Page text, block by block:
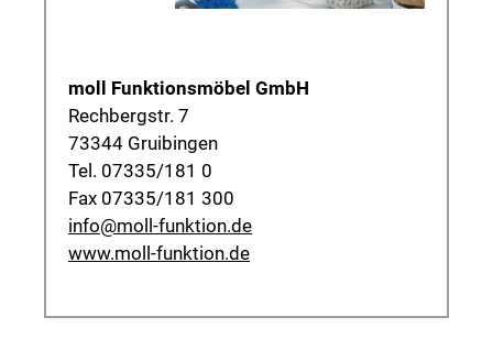
moll Funktionsmöbel GmbH
Rechbergstr. 7
73344 Gruibingen
Tel. 07335/181 0
Fax 07335/181 300
info@moll-funktion.de
www.moll-funktion.de